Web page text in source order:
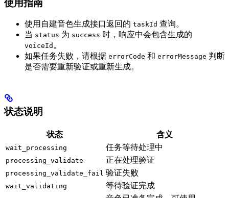
使用指南
使用自建音色生成接口返回的 taskId 查询。
当 status 为 success 时，响应中会包含生成的
voiceId 。
如果任务失败，请根据 errorCode 和 errorMessage 判断
是否需要重新验证或重新生成。
状态说明
状态 含义
wait_processing 任务等待处理中
processing_validate 正在处理验证
processing_validate_fail 验证失败
wait_validating 等待验证完成